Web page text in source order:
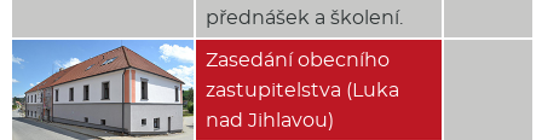
přednášek a školení.
Zasedání obecního
zastupitelstva (Luka
nad Jihlavou)